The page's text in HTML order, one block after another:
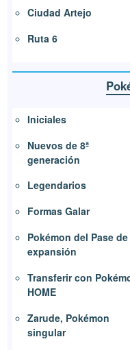
Ciudad Artejo
Ruta 6
Iniciales
Nuevos de 8ª
generación
Legendarios
Formas Galar
Pokémon del Pase de
expansión
Transferir con
HOME
Zarude, Pokémon
singular